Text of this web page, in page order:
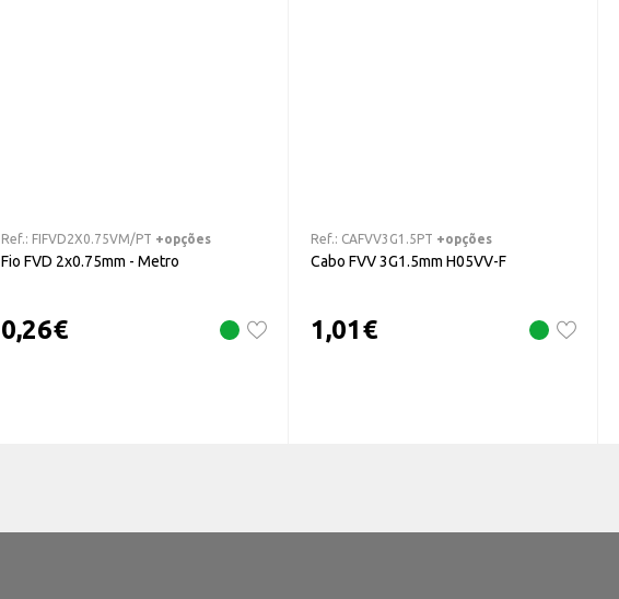
Ref.: FIFVD2X0.75VM/PT +opções
Fio FVD 2x0.75mm - Metro
0,26€
Ref.: CAFVV3G1.5PT +opções
Cabo FVV 3G1.5mm H05VV-F
1,01€